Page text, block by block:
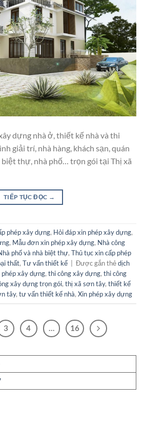
dựng nhà ở, thiết kế nhà và thi
giải trí, nhà hàng, khách sạn, quán
biệt thự, nhà phố… trọn gói tại Thị xã
TIẾP TỤC ĐỌC →
phép xây dựng, Hỏi đáp xin phép xây dựng,
, Mẫu đơn xin phép xây dựng, Nhà công
phố và nhà biệt thự, Thủ tục xin cấp phép
thất, Tư vấn thiết kế Được gắn thẻdịch
phép xây dựng, thi công xây dựng, thi công
xây dựng trọn gói, thị xã sơn tây, thiết kế
tây, tư vấn thiết kế nhà, Xin phép xây dựng
3 4 … 16